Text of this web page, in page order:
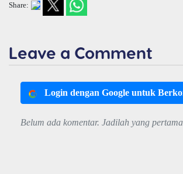
Share:
Leave a Comment
Login dengan Google untuk
Belum ada komentar. Jadilah yang